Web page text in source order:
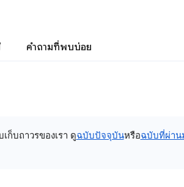
คำถามที่พบบ่อย
ก็บถาวรของเรา ดูฉบับปัจจุบันหรือฉบับที่ผ่าน